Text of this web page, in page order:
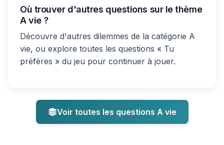
Où trouver d'autres questions sur le thème
A vie ?
Découvre d'autres dilemmes de la catégorie A
vie, ou explore toutes les questions « Tu
préfères » du jeu pour continuer à jouer.
Voir toutes les questions A vie